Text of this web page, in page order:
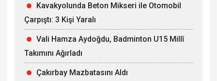
Kavakyolunda Beton Mikseri ile Otomobil
Çarpıştı: 3 Kişi Yaralı
Vali Hamza Aydoğdu, Badminton U15 Millî
Takımını Ağırladı
Çakırbay Mazbatasını Aldı